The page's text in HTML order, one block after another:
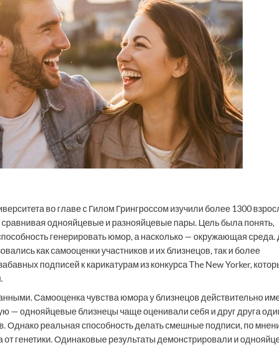
во главе с Гилом Грингроссом изучили более 1300
сравнивая однояйцевые и разнояйцевые пары. Цель была понять,
генерировать юмор, а насколько — окружающая среда.
как самооценки участников и их близнецов, так и более
подписей к карикатурам из конкурса The New Yorker,
Самооценка чувства юмора у близнецов действительно
— однояйцевые близнецы чаще оценивали себя и друг друга
Однако реальная способность делать смешные подписи, по
от генетики. Одинаковые результаты демонстрировали и